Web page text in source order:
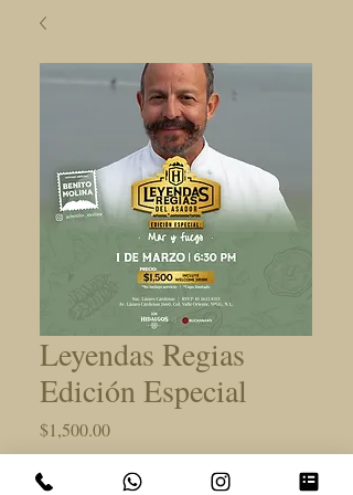
Leyendas Regias
Edición Especial
$1,500.00Precio